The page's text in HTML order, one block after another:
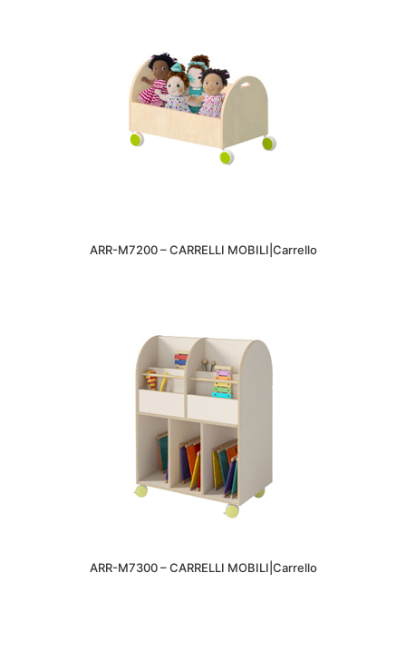
ARR-M7200 – CARRELLI MOBILI|Carrello
ARR-M7300 – CARRELLI MOBILI|Carrello